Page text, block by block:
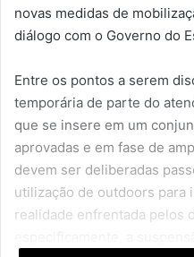
novas medidas de
diálogo com o Governo do
Entre os pontos a serem
temporária de parte do
que se insere em um
aprovadas e em fase de
devem ser deliberadas
utilização de outdoors para
realidade enfrentada pelos